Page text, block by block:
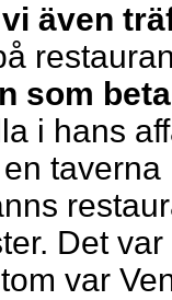
även
som
i hans
Det
var